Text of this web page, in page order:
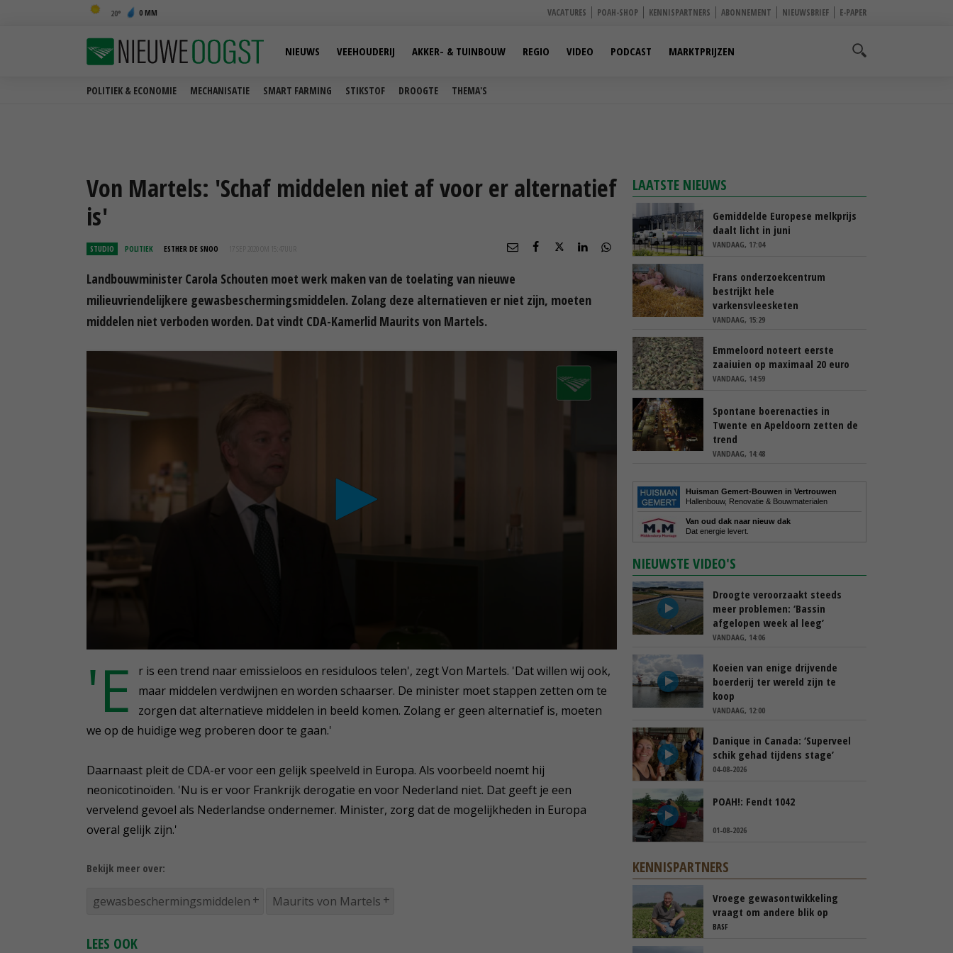
20 0 MM VACATURES POAH-SHOP KENNISPARTNERS ABONNEMENT NIEUWSBRIEF E-PAPER
POLITIEK & ECONOMIE MECHANISATIE SMART FARMING STIKSTOF DROOGTE THEMA'S
NIEUWS VEEHOUDERIJ AKKER- & TUINBOUW REGIO VIDEO PODCAST MARKTPRIJZEN
Von Martels: 'Schaf middelen niet af voor er alternatief
is'
STUDIO POLITIEK ESTHER DE SNOO 17 SEP 2020 OM 15:47
Landbouwminister Carola Schouten moet werk maken van de toelating van nieuwe
milieuvriendelijkere gewasbeschermingsmiddelen. Zolang deze alternatieven er niet zijn, moeten
middelen niet verboden worden. Dat vindt CDA-Kamerlid Maurits von Martels.
of
6
90%
'E
r is een trend naar emissieloos en residuloos telen', zegt Von Martels. 'Dat willen wij ook,
maar middelen verdwijnen en worden schaarser. De minister moet stappen zetten om te
zorgen dat alternatieve middelen in beeld komen. Zolang er geen alternatief is, moeten
we op de huidige weg proberen door te gaan.'
Daarnaast pleit de CDA-er voor een gelijk speelveld in Europa. Als voorbeeld noemt hij
neonicotinoïden. 'Nu is er voor Frankrijk derogatie en voor Nederland niet. Dat geeft je een
vervelend gevoel als Nederlandse ondernemer. Minister, zorg dat de mogelijkheden in Europa
overal gelijk zijn.'
Bekijk meer over:
gewasbeschermingsmiddelen Maurits von Martels
LEES OOK
LAATSTE NIEUWS
Gemiddelde Europese melkprijs
daalt licht in juni
VANDAAG, 17:04
Frans onderzoekcentrum
bestrijkt hele
varkensvleesketen
VANDAAG, 15:29
Emmeloord noteert eerste
zaaiuien op maximaal 20 euro
VANDAAG, 14:59
Spontane boerenacties in
Twente en Apeldoorn zetten de
trend
VANDAAG, 14:48
Huisman Gemert-Bouwen in Vertrouwen
Hallenbouw, Renovatie & Bouwmaterialen
Van oud dak naar nieuw dak
Dat energie levert.
NIEUWSTE VIDEO'S
Droogte veroorzaakt steeds
meer problemen: ‘Bassin
afgelopen week al leeg’
VANDAAG, 14:06
Koeien van enige drijvende
boerderij ter wereld zijn te
koop
VANDAAG, 12:00
Danique in Canada: ‘Superveel
schik gehad tijdens stage’
04-08-2026
POAH!: Fendt 1042
01-08-2026
KENNISPARTNERS
Vroege gewasontwikkeling
vraagt om andere blik op
cercospora
BASF